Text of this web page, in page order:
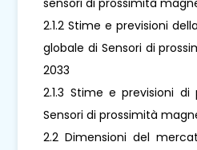
2.1.2 Stime e previsioni
globale di Sensori di
2033
2.1.3 Stime e previsioni
Sensori di prossimità
2.2 Dimensioni del